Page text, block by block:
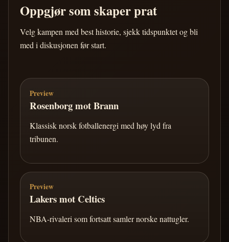
Oppgjør som skaper prat
Velg kampen med best historie, sjekk tidspunktet og bli
med i diskusjonen før start.
Preview
Rosenborg mot Brann
Klassisk norsk fotballenergi med høy lyd fra
tribunen.
Preview
Lakers mot Celtics
NBA-rivaleri som fortsatt samler norske nattugler.